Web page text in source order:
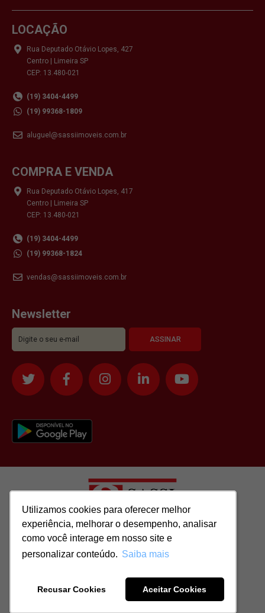
Utilizamos cookies para oferecer melhor
experiência, melhorar o desempenho, analisar
como você interage em nosso site e
personalizar conteúdo. Saiba mais
Recusar Cookies Aceitar Cookies
Utilizamos cookies para oferecer melhor
experiência, melhorar o desempenho, analisar
como você interage em nosso site e
personalizar conteúdo. Saiba mais
Recusar Cookies Aceitar Cookies
LOCAÇÃO
Rua Deputado Otávio Lopes, 427
Centro | Limeira SP
CEP: 13.480-021
(19) 3404-4499
(19) 99368-1809
aluguel@sassiimoveis.com.br
COMPRA E VENDA
Rua Deputado Otávio Lopes, 417
Centro | Limeira SP
CEP: 13.480-021
(19) 3404-4499
(19) 99368-1824
vendas@sassiimoveis.com.br
Newsletter
Todos os direitos reservados para: SASSI IMÓVEIS LTDA | CNPJ:
51.417.293/0001-48 | CRECI: J-04970/1